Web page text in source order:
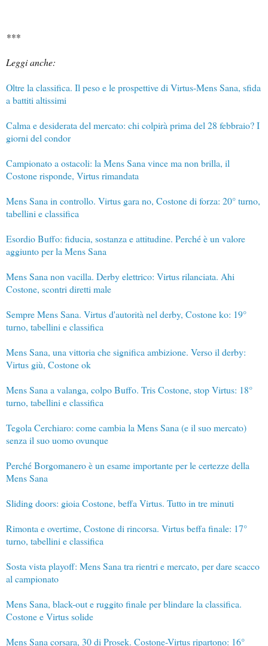
***
Leggi anche:
Oltre la classifica. Il peso e le prospettive di Virtus-Mens Sana, sfida
a battiti altissimi
Calma e desiderata del mercato: chi colpirà prima del 28 febbraio? I
giorni del condor
Campionato a ostacoli: la Mens Sana vince ma non brilla, il
Costone risponde, Virtus rimandata
Mens Sana in controllo. Virtus gara no, Costone di forza: 20° turno,
tabellini e classifica
Esordio Buffo: fiducia, sostanza e attitudine. Perché è un valore
aggiunto per la Mens Sana
Mens Sana non vacilla. Derby elettrico: Virtus rilanciata. Ahi
Costone, scontri diretti male
Sempre Mens Sana. Virtus d'autorità nel derby, Costone ko: 19°
turno, tabellini e classifica
Mens Sana, una vittoria che significa ambizione. Verso il derby:
Virtus giù, Costone ok
Mens Sana a valanga, colpo Buffo. Tris Costone, stop Virtus: 18°
turno, tabellini e classifica
Tegola Cerchiaro: come cambia la Mens Sana (e il suo mercato)
senza il suo uomo ovunque
Perché Borgomanero è un esame importante per le certezze della
Mens Sana
Sliding doors: gioia Costone, beffa Virtus. Tutto in tre minuti
Rimonta e overtime, Costone di rincorsa. Virtus beffa finale: 17°
turno, tabellini e classifica
Sosta vista playoff: Mens Sana tra rientri e mercato, per dare scacco
al campionato
Mens Sana, black-out e ruggito finale per blindare la classifica.
Costone e Virtus solide
Mens Sana corsara, 30 di Prosek. Costone-Virtus ripartono: 16°